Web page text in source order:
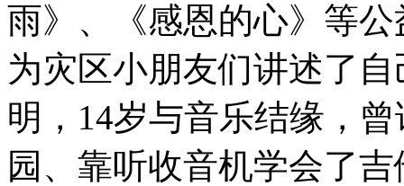
雨》、《感恩的心》等
为灾区小朋友们讲述了
明，14岁与音乐结缘，
园、靠听收音机学会了